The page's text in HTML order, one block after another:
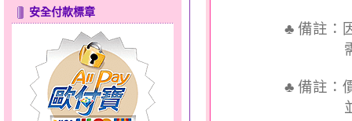
幸福洋溢～金銀鋼套鍊
安全付款標章
♣ 備註：
需依實
♣ 備註：
並交付